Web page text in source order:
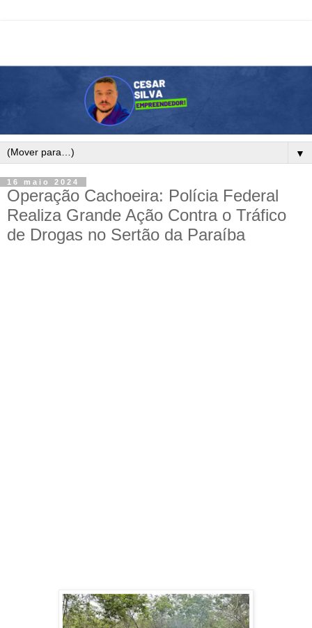
▼
16 maio 2024
Operação Cachoeira: Polícia Federal
Realiza Grande Ação Contra o Tráfico
de Drogas no Sertão da Paraíba